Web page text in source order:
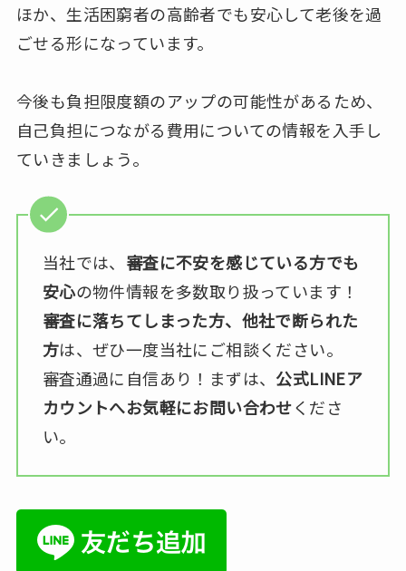
ほか、生活困窮者の高齢者でも安心して老後を過
ごせる形になっています。
今後も負担限度額のアップの可能性があるため、
自己負担につながる費用についての情報を入手し
ていきましょう。
当社では、 審査に不安を感じている方でも
安心の物件情報を多数取り扱っています！
審査に落ちてしまった方、他社で断られた
方は、ぜひ一度当社にご相談ください。
審査通過に自信あり！まずは、 公式LINEア
カウントへお気軽にお問い合わせくださ
い。